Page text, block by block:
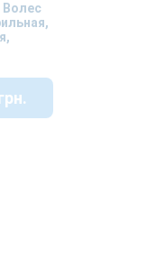
Волес